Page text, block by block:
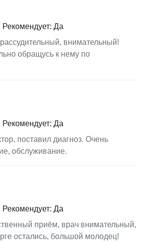
Рекомендует: Да
внимательный!
обращусь к нему по
Рекомендует: Да
поставил диагноз. Очень
обслуживание.
Рекомендует: Да
приём, врач внимательный,
остались, большой молодец!